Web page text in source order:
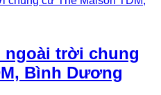
trời chung
Bình Dương